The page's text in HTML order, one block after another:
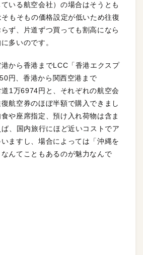
いる航空会社）の場合はそうとも
もそもの価格設定が低いため往復
ず、片道ずつ買っても割高になら
多いのです。
から香港までLCC「香港エクスプ
円、香港から関西空港まで
1万6974円と、それぞれの航空会
航空券のほぼ半額で購入できまし
や座席指定、預け入れ荷物は含ま
、国内旅行にほど近いコストでア
ますし、場合によっては「沖縄を
んてこともあるのが魅力なんで